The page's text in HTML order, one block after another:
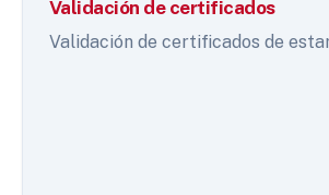
Validación de certificados
Validación de certificados de